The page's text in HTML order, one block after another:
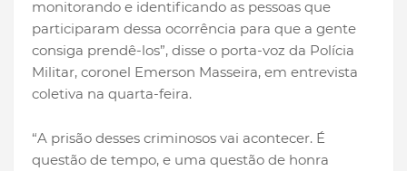
monitorando e identificando as pessoas que
participaram dessa ocorrência para que a gente
consiga prendê-los”, disse o porta-voz da Polícia
Militar, coronel Emerson Masseira, em entrevista
coletiva na quarta-feira.
“A prisão desses criminosos vai acontecer. É
questão de tempo, e uma questão de honra